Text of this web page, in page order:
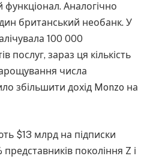
Аналогічно
британський необанк. У
100 000
послуг, зараз ця кількість
числа
збільшити дохід Monzo на
$13 млрд на підписки
покоління Z і